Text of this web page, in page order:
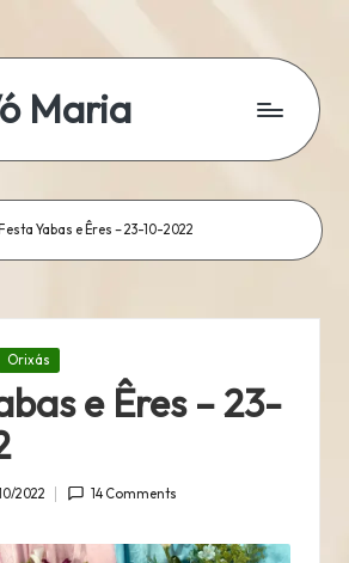
Maria
Festa Yabas e Êres – 23-10-2022
Orixás
e Êres – 23-
2022 14 Comments